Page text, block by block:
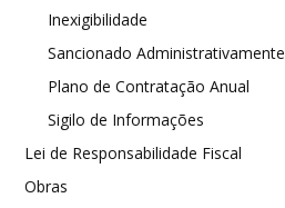
Inexigibilidade
Sancionado Administrativamente
Plano de Contratação Anual
Sigilo de Informações
Lei de Responsabilidade Fiscal
Obras